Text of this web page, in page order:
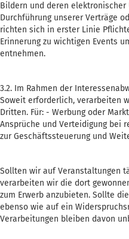
Bildern und deren
Durchführung unserer Verträge
richten sich in erster Linie
Erinnerung zu wichtigen Events
entnehmen.
3.2. Im Rahmen der
Soweit erforderlich, verarbeiten
Dritten. Für: - Werbung oder
Ansprüche und Verteidigung bei
zur Geschäftssteuerung und
Sollten wir auf Veranstaltungen
verarbeiten wir die dort
zum Erwerb anzubieten. Sollte
ebenso wie auf ein
Verarbeitungen bleiben davon